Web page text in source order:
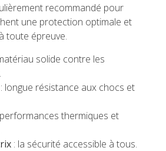
recommandé pour
une protection optimale et
toute épreuve.
solide contre les
: longue résistance aux chocs et
thermiques et
: la sécurité accessible à tous.